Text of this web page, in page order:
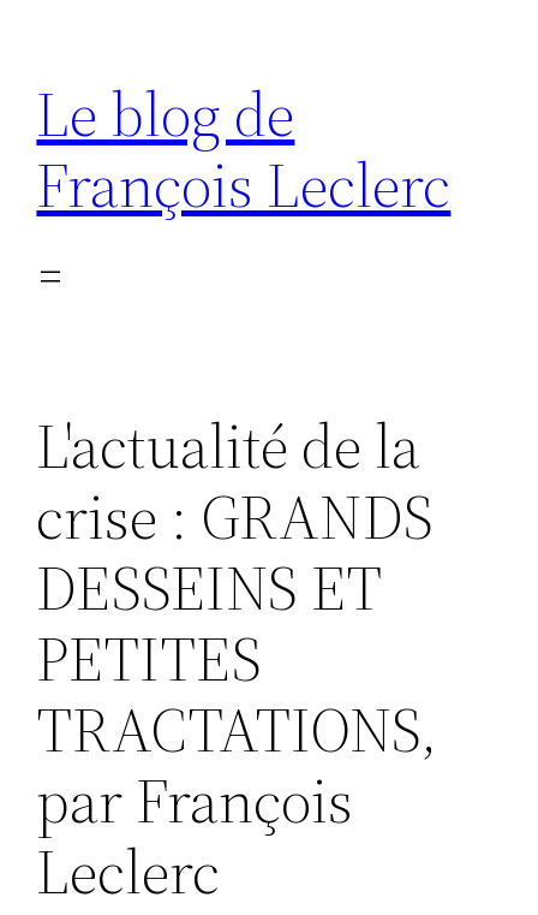
contenu
Le blog de
François Leclerc
L'actualité de la
crise : GRANDS
DESSEINS ET
PETITES
TRACTATIONS,
par François
Leclerc